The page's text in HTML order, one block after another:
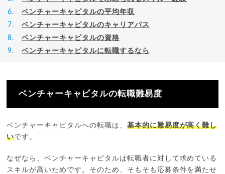
ベンチャーキャピタルの平均年収
ベンチャーキャピタルのキャリアパス
ベンチャーキャピタルの資格
ベンチャーキャピタルに転職するなら
ベンチャーキャピタルの転職難易度
ベンチャーキャピタルへの転職は、 基本的に難易度が高く難し
いです。
なぜなら、ベンチャーキャピタルは転職者に対して求めている
スキルが高いためです。そのため、そもそも応募条件を満たせ